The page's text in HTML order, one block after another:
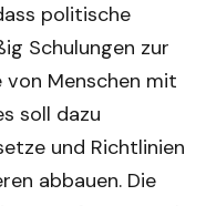
politische
Schulungen zur
von Menschen mit
soll dazu
und Richtlinien
abbauen. Die